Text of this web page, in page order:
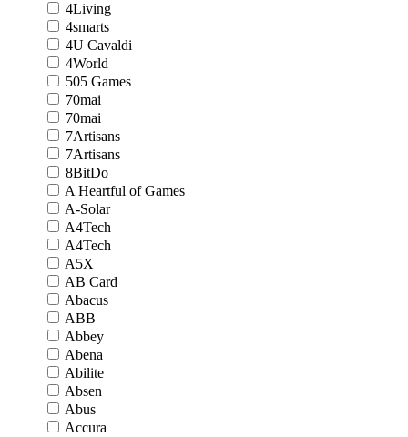
4Living
4smarts
4U Cavaldi
4World
505 Games
70mai
70mai
7Artisans
7Artisans
8BitDo
A Heartful of Games
A-Solar
A4Tech
A4Tech
A5X
AB Card
Abacus
ABB
Abbey
Abena
Abilite
Absen
Abus
Accura